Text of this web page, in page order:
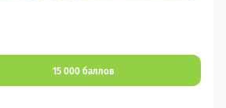
15 000 баллов